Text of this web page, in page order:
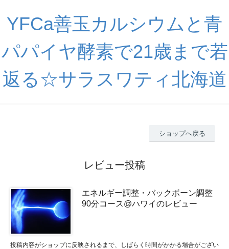
YFCa善玉カルシウムと青
パパイヤ酵素で21歳まで若
返る☆サラスワティ北海道
ショップへ戻る
レビュー投稿
エネルギー調整・バックボーン調整
90分コース@ハワイのレビュー
投稿内容がショップに反映されるまで、しばらく時間がかかる場合がござい